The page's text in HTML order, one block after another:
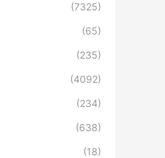
(7325)
(65)
(235)
(4092)
(234)
(638)
(18)